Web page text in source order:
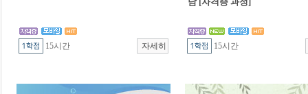
15시간 15시간